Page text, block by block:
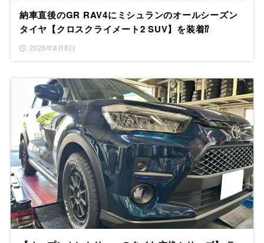
納車直後のGR RAV4にミシュランのオールシーズン
タイヤ【クロスクライメート2 SUV】を装着⁉
2026年8月8日